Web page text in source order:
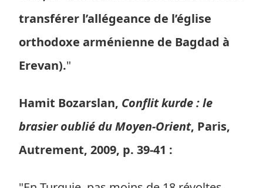
transférer l’allégeance de l’église
orthodoxe arménienne de Bagdad à
Erevan)."
Hamit Bozarslan, Conflit kurde : le
brasier oublié du Moyen-Orient, Paris,
Autrement, 2009, p. 39-41 :